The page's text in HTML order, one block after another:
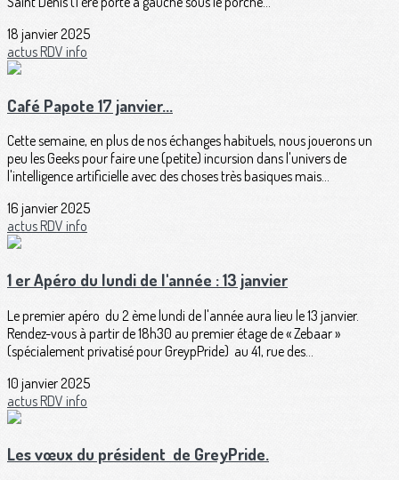
18 janvier 2025
actusRDV info
Café Papote 17 janvier...
Cette semaine, en plus de nos échanges habituels, nous jouerons un
peu les Geeks pour faire une (petite) incursion dans l'univers de
l'intelligence artificielle avec des choses très basiques mais...
16 janvier 2025
actus RDV info
1 er Apéro du lundi de l'année : 13 janvier
Le premier apéro du 2 ème lundi de l'année aura lieu le 13 janvier.
Rendez-vous à partir de 18h30 au premier étage de « Zebaar »
(spécialement privatisé pour GreypPride) au 41, rue des...
10 janvier 2025
actus RDV info
Les vœux du président de GreyPride.